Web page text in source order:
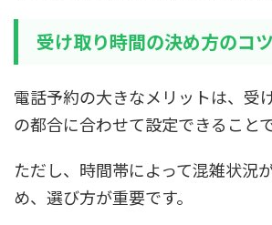
受け取り時間の決め方のコツ
電話予約の大きなメリットは、受
の都合に合わせて設定できることで
ただし、時間帯によって混雑状況
め、選び方が重要です。